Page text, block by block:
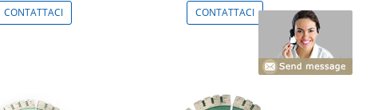
CONTATTACI CONTATTACI